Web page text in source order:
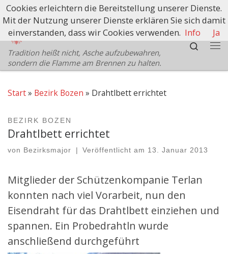
Zum Inhalt springen
Schützenbezirk Bozen
Tradition heißt nicht, Asche aufzubewahren,
sondern die Flamme am Brennen zu halten.
Search
Start» Bezirk Bozen » Drahtlbett errichtet
BEZIRK BOZEN
Drahtlbett errichtet
von Bezirksmajor | Veröffentlicht am 13. Januar 2013
Mitglieder der Schützenkompanie Terlan
konnten nach viel Vorarbeit, nun den
Eisendraht für das Drahtlbett einziehen und
spannen. Ein Probedrahtln wurde
anschließend durchgeführt
Cookies erleichtern die Bereitstellung unserer Dienste.
Mit der Nutzung unserer Dienste erklären Sie sich damit
einverstanden, dass wir Cookies verwenden. Info Ja